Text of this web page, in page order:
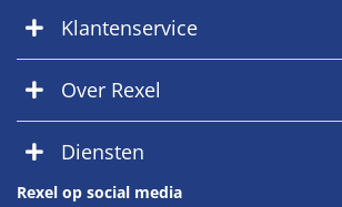
Klantenservice
Over Rexel
Diensten
Rexel op social media